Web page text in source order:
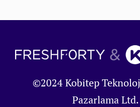
©2024 Kobitep
Pazarlama